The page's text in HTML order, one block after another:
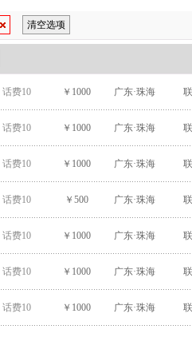
清空选项
话费10 ￥1000 广东·珠海
话费10 ￥1000 广东·珠海
话费10 ￥1000 广东·珠海
话费10 ￥500 广东·珠海
话费10 ￥1000 广东·珠海
话费10 ￥1000 广东·珠海
话费10 ￥1000 广东·珠海